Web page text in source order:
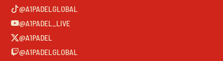
@A1PADELGLOBAL
@A1PADEL_LIVE
@A1PADEL
@A1PADELGLOBAL